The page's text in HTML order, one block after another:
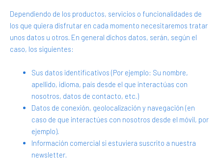
Dependiendo de los productos, servicios o funcionalidades de
los que quiera disfrutar en cada momento necesitaremos tratar
unos datos u otros. En general dichos datos, serán, según el
caso, los siguientes:
Sus datos identificativos (Por ejemplo: Su nombre,
apellido, idioma, país desde el que interactúas con
nosotros, datos de contacto, etc.)
Datos de conexión, geolocalización y navegación (en
caso de que interactúes con nosotros desde el móvil, por
ejemplo).
Información comercial si estuviera suscrito a nuestra
newsletter.